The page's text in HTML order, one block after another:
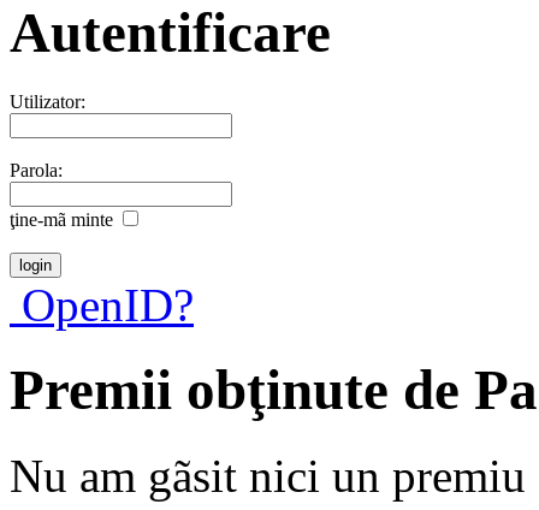
Autentificare
Utilizator:
Parola:
ţine-mã minte
OpenID?
Premii obţinute de
Nu am gãsit nici un premiu